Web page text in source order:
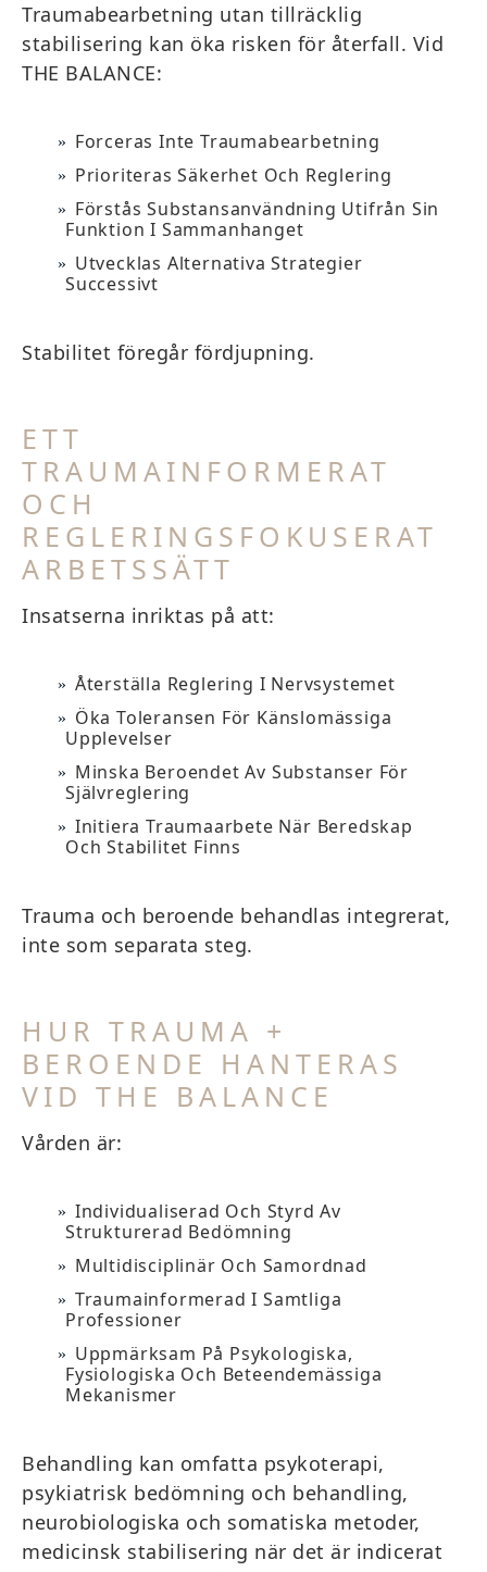
Traumabearbetning utan tillräcklig
stabilisering kan öka risken för återfall. Vid
THE BALANCE:
Forceras Inte Traumabearbetning
Prioriteras Säkerhet Och Reglering
Förstås Substansanvändning Utifrån Sin
Funktion I Sammanhanget
Utvecklas Alternativa Strategier
Successivt
Stabilitet föregår fördjupning.
ETT
TRAUMAINFORMERAT
OCH
REGLERINGSFOKUSERAT
ARBETSSÄTT
Insatserna inriktas på att:
Återställa Reglering I Nervsystemet
Öka Toleransen För Känslomässiga
Upplevelser
Minska Beroendet Av Substanser För
Självreglering
Initiera Traumaarbete När Beredskap
Och Stabilitet Finns
Trauma och beroende behandlas integrerat,
inte som separata steg.
HUR TRAUMA +
BEROENDE HANTERAS
VID THE BALANCE
Vården är:
Individualiserad Och Styrd Av
Strukturerad Bedömning
Multidisciplinär Och Samordnad
Traumainformerad I Samtliga
Professioner
Uppmärksam På Psykologiska,
Fysiologiska Och Beteendemässiga
Mekanismer
Behandling kan omfatta psykoterapi,
psykiatrisk bedömning och behandling,
neurobiologiska och somatiska metoder,
medicinsk stabilisering när det är indicerat